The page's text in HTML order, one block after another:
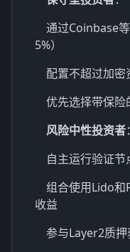
通过Coinbase
5%）
配置不超过加密
优先选择带保险
风险中性投资者：
自主运行验证节
组合使用Lido
收益
参与Layer2质